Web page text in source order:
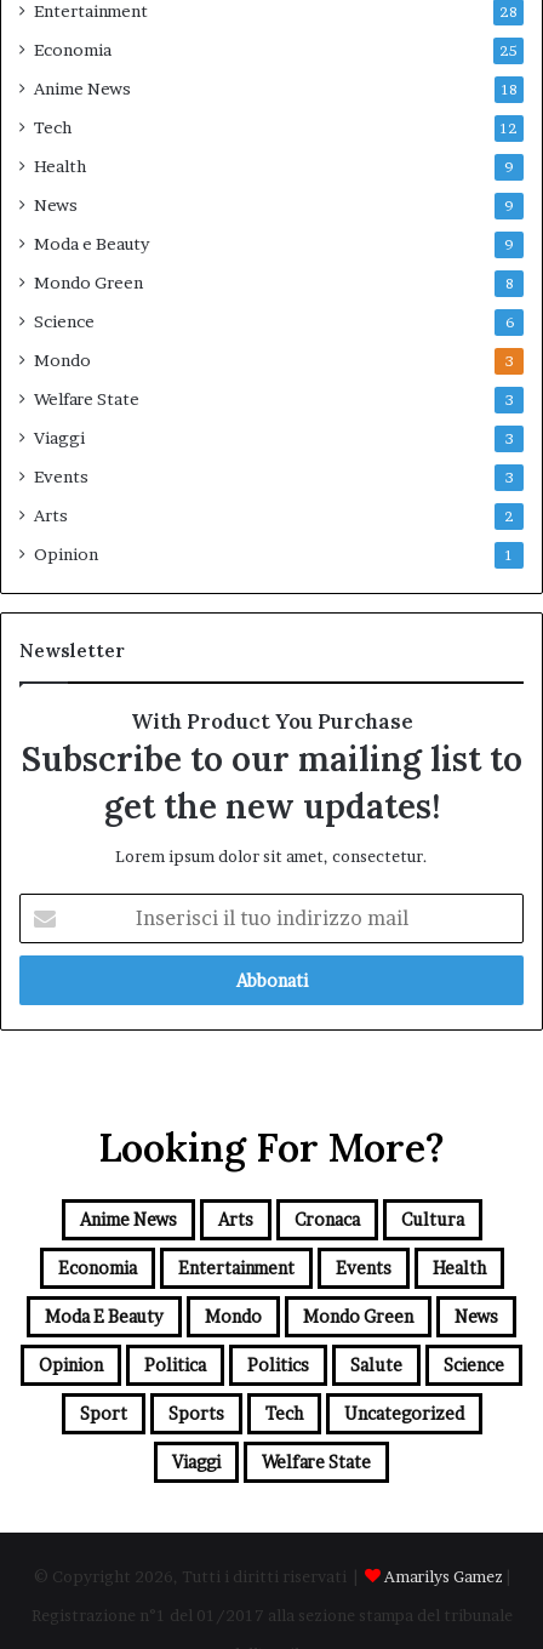
Entertainment 28
Economia 25
Anime News 18
Tech 12
Health 9
News 9
Moda e Beauty 9
Mondo Green 8
Science 6
Mondo 3
Welfare State 3
Viaggi 3
Events 3
Arts 2
Opinion 1
Newsletter
With Product You Purchase
Subscribe to our mailing list to
get the new updates!
Lorem ipsum dolor sit amet, consectetur.
tuo
mail
Looking For More?
Anime News Arts Cronaca Cultura
Economia Entertainment Events Health
Moda E Beauty Mondo Mondo Green News
Opinion Politica Politics Salute Science
Sport Sports Tech Uncategorized
Viaggi Welfare State
© Copyright 2026, Tutti i diritti riservati | Amarilys Gamez
Registrazione n°1 del 01/2017 alla sezione stampa del tribunale